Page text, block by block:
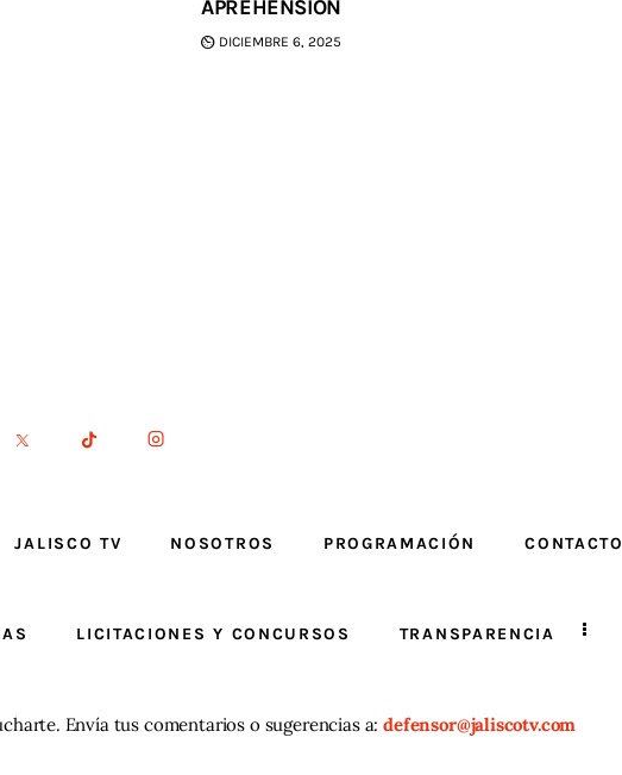
APREHENSIÓN
DICIEMBRE 6, 2025
JALISCO TV NOSOTROS PROGRAMACIÓN CONTACTO
LICITACIONES Y CONCURSOS TRANSPARENCIA
Envía tus comentarios o sugerencias a:defensor@jaliscotv.com